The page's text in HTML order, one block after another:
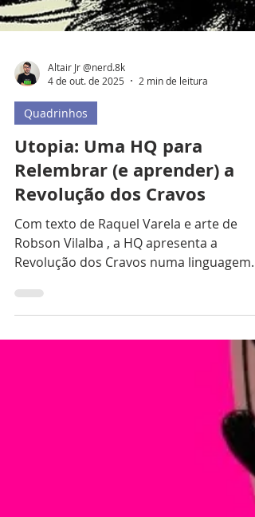
Altair Jr @nerd.8k
4 de out. de 2025
2 min de leitura
Quadrinhos
Utopia: Uma HQ para
Relembrar (e aprender) a
Revolução dos Cravos
Com texto de Raquel Varela e arte de
Revolução dos Cravos numa linguagem